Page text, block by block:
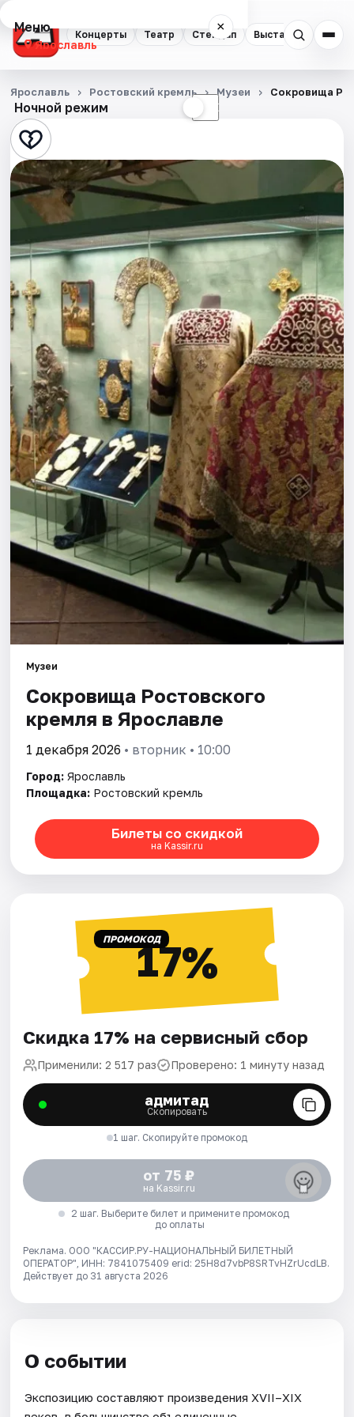
Концерты Театр Стендап Выставки
Меню ×
Ярославль
Концерты
Театр
Стендап
Выставки
Квесты
Экскурсии
События
Города
Площадки
Артисты
Рейтинги
Ночной режим ☾
Ярославль Ростовский кремль Музеи Сокровища
Музеи
Сокровища Ростовского
кремля в Ярославле
1 декабря 2026 • вторник • 10:00
Город: Ярославль
Площадка: Ростовский кремль
Билеты со скидкой
на Kassir.ru
ПРОМОКОД17%
Скидка 17% на сервисный сбор
Применили: 2 517 раз Проверено: 1 минуту назад
адмитад
Скопировать
1 шаг. Скопируйте промокод
от 75 ₽
на Kassir.ru
2 шаг. Выберите билет и примените промокод
до оплаты
Реклама. ООО "КАССИР.РУ-НАЦИОНАЛЬНЫЙ БИЛЕТНЫЙ
ОПЕРАТОР", ИНН: 7841075409 erid: 25H8d7vbP8SRTvHZrUcdLB.
Действует до 31 августа 2026
О событии
Экспозицию составляют произведения XVII–XIX